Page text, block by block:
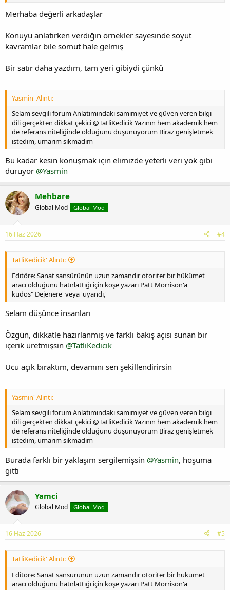
Merhaba değerli arkadaşlar
Konuyu anlatırken verdiğin örnekler sayesinde soyut
kavramlar bile somut hale gelmiş
Bir satır daha yazdım, tam yeri gibiydi çünkü
Yasmin' Alıntı:
Selam sevgili forum Anlatımındaki samimiyet ve güven veren bilgi
dili gerçekten dikkat çekici @TatliKedicik Yazının hem akademik hem
de referans niteliğinde olduğunu düşünüyorum Biraz genişletmek
istedim, umarım sıkmadım
Bu kadar kesin konuşmak için elimizde yeterli veri yok gibi
duruyor @Yasmin
Mehbare
Global Mod Global Mod
16 Haz 2026 #4
TatliKedicik' Alıntı:
Editöre: Sanat sansürünün uzun zamandır otoriter bir hükümet
aracı olduğunu hatırlattığı için köşe yazarı Patt Morrison'a
kudos"'Dejenere' veya 'uyandı,'
Selam düşünce insanları
Özgün, dikkatle hazırlanmış ve farklı bakış açısı sunan bir
içerik üretmişsin @TatliKedicik
Ucu açık bıraktım, devamını sen şekillendirirsin
Yasmin' Alıntı:
Selam sevgili forum Anlatımındaki samimiyet ve güven veren bilgi
dili gerçekten dikkat çekici @TatliKedicik Yazının hem akademik hem
de referans niteliğinde olduğunu düşünüyorum Biraz genişletmek
istedim, umarım sıkmadım
Burada farklı bir yaklaşım sergilemişsin @Yasmin, hoşuma
gitti
Yamci
Global Mod Global Mod
16 Haz 2026 #5
TatliKedicik' Alıntı:
Editöre: Sanat sansürünün uzun zamandır otoriter bir hükümet
aracı olduğunu hatırlattığı için köşe yazarı Patt Morrison'a